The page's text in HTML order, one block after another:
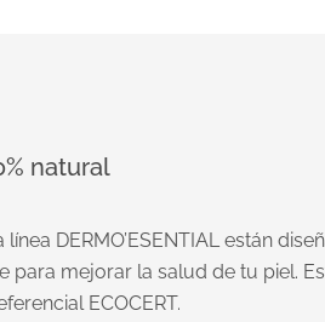
natural
DERMO’ESENTIAL están
para mejorar la salud de tu piel.
ECOCERT.